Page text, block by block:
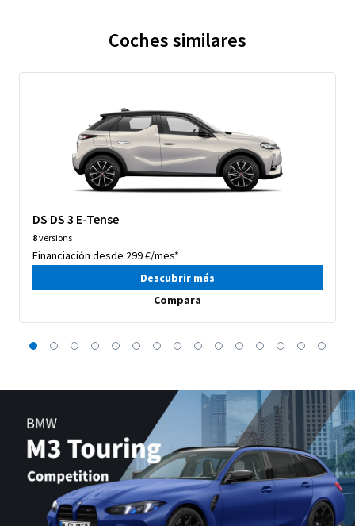
Coches similares
DS DS 3 E-Tense
8versions
Financiación desde 299 €/mes*
Descubrir más
Compara